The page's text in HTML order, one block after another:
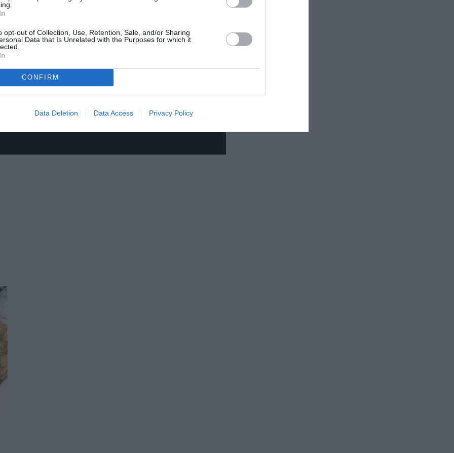
opt-out of Collection, Use, Retention, Sale, and/or Sharing
Data that Is Unrelated with the Purposes for which it
CONFIRM
Data Deletion Data Access Privacy Policy